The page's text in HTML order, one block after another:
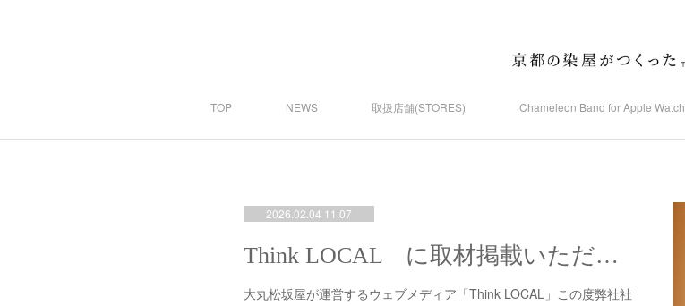
TOP NEWS 取扱店舗(STORES) Chameleon Band for Apple Watch
2026.02.04 11:07
Think LOCAL に取材掲載いただきました！
大丸松坂屋が運営するウェブメディア「Think LOCAL」この度弊社社